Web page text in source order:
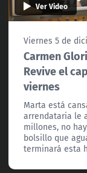
Ver Video
Viernes 5 de
Carmen
Revive el
viernes
Marta está
arrendataria le
millones, no
bolsillo que
terminará esta